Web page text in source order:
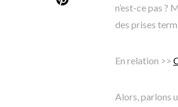
n’est-ce pas ?
des prises
En relation >>
Alors, parlons